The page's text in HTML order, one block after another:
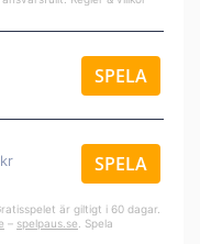
SPELA
SPELA
är giltigt i 60 dagar.
– spelpaus.se . Spela